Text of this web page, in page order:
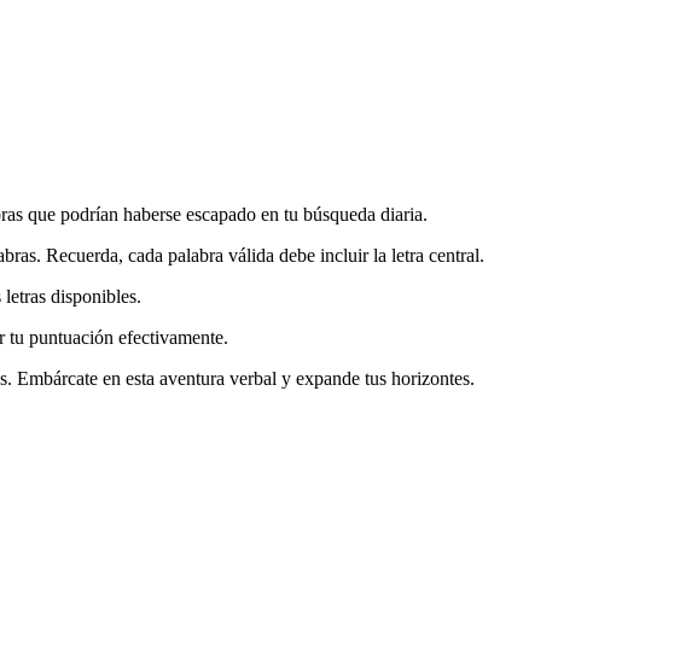
que podrían haberse escapado en tu búsqueda diaria.
Recuerda, cada palabra válida debe incluir la letra central.
disponibles.
tu puntuación efectivamente.
en esta aventura verbal y expande tus horizontes.